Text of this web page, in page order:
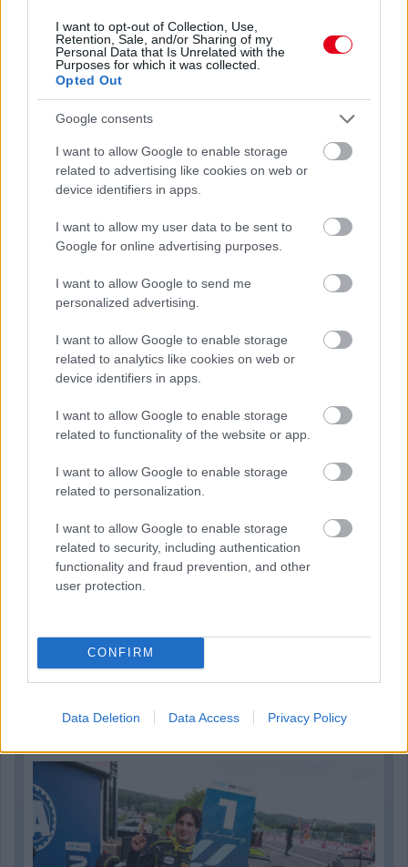
I want to opt-out of Collection, Use,
Retention, Sale, and/or Sharing of my
Personal Data that Is Unrelated with the
Purposes for which it was collected.
Opted Out
Google consents
I want to allow Google to enable storage
related to advertising like cookies on web or
device identifiers in apps.
I want to allow my user data to be sent to
Google for online advertising purposes.
I want to allow Google to send me
personalized advertising.
I want to allow Google to enable storage
related to analytics like cookies on web or
device identifiers in apps.
I want to allow Google to enable storage
related to functionality of the website or app.
I want to allow Google to enable storage
related to personalization.
I want to allow Google to enable storage
related to security, including authentication
functionality and fraud prevention, and other
user protection.
CONFIRM
Data Deletion Data Access Privacy Policy
7 órája
Hamarosan leáll az idei F1-es fejlesztésekkel a Cadillac
1 napja
Az F1-es Német Nagydíj „mindenképpen megvalósul”
1 napja
„Jó látni, hogy közel az álom” – Camara az F1-es